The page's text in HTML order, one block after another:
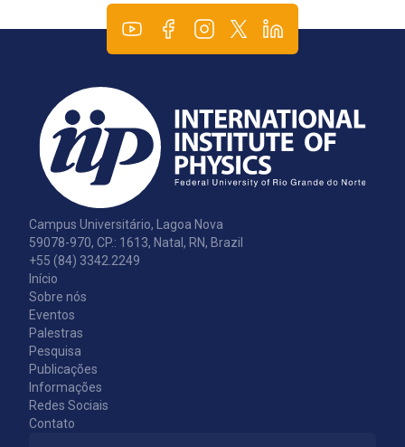
Campus Universitário, Lagoa Nova
59078-970, CP.: 1613, Natal, RN, Brazil
+55 (84) 3342.2249
Início
Sobre nós
Eventos
Palestras
Pesquisa
Publicações
Informações
Redes Sociais
Contato